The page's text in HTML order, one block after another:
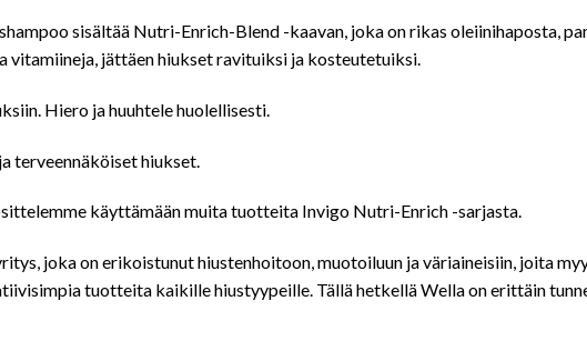
sisältää Nutri-Enrich-Blend -kaavan, joka on rikas oleiinihaposta,
vitamiineja, jättäen hiukset ravituiksi ja kosteutetuiksi.
Hiero ja huuhtele huolellisesti.
terveennäköiset hiukset.
käyttämään muita tuotteita Invigo Nutri-Enrich -sarjasta.
joka on erikoistunut hiustenhoitoon, muotoiluun ja väriaineisiin, joita
tuotteita kaikille hiustyypeille. Tällä hetkellä Wella on erittäin